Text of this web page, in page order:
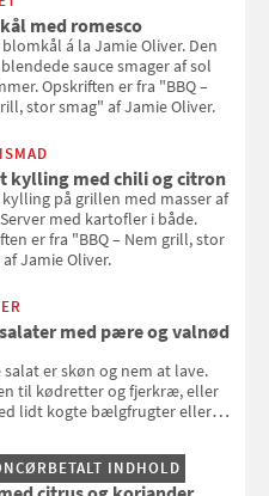
med romesco
á la Jamie Oliver. Den
sauce smager af sol
Opskriften er fra "BBQ –
stor smag" af Jamie Oliver.
kylling med chili og citron
kylling på grillen med masser af
med kartofler i både.
er fra "BBQ – Nem grill, stor
Jamie Oliver.
med pære og valnød
salat er skøn og nem at lave.
til kødretter og fjerkræ, eller
lidt kogte bælgfrugter eller
måltid. Opskriften er fra
Lorangs kogebog "Salat".
INDHOLD